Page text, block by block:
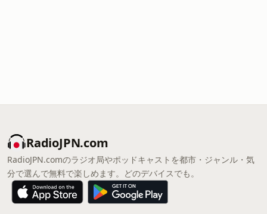
RadioJPN.com
RadioJPN.comのラジオ局やポッドキャストを都市・ジャンル・気
分で選んで無料で楽しめます。どのデバイスでも。